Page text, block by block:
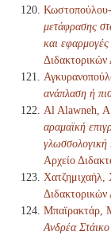
μετάφρασης
και
Διδακτορικών
ανάπλαση ή
Al Alawneh,
αραμαϊκή
γλωσσολογική
Αρχείο
Διδακτορικών
Μπαϊρακτάρ,
Ανδρέα